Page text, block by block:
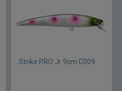
Strike PRO Jr 9cm C009